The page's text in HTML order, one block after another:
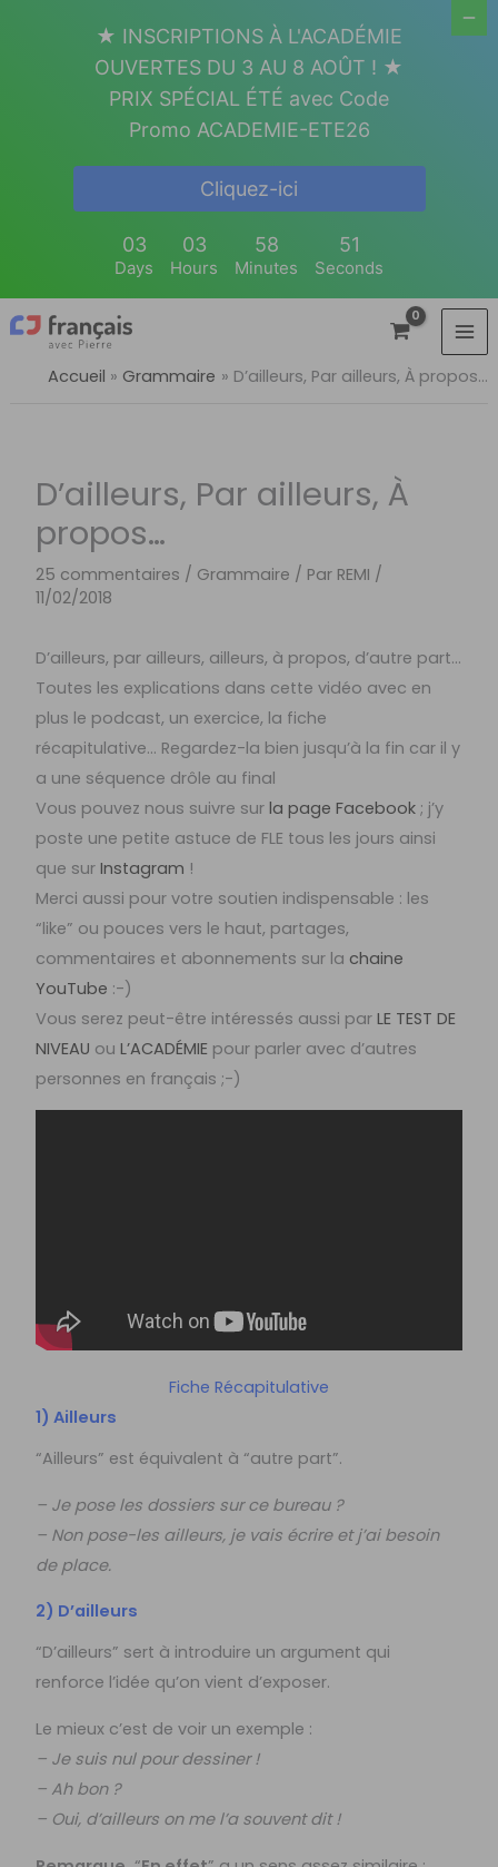
Accueil Grammaire D’ailleurs, Par ailleurs, À propos…
D’ailleurs, Par ailleurs, À
propos…
25 commentaires / Grammaire / Par REMI /
11/02/2018
D’ailleurs, par ailleurs, ailleurs, à propos, d’autre part…
Toutes les explications dans cette vidéo avec en
plus le podcast, un exercice, la fiche
récapitulative… Regardez-la bien jusqu’à la fin car il y
a une séquence drôle au final
Vous pouvez nous suivre surla page Facebook ; j’y
poste une petite astuce de FLE tous les jours ainsi
que surInstagram !
Merci aussi pour votre soutien indispensable : les
“like” ou pouces vers le haut, partages,
commentaires et abonnements sur la chaine
YouTube :-)
Vous serez peut-être intéressés aussi parLE TEST DE
NIVEAU ouL’ACADÉMIE pour parler avec d’autres
personnes en français ;-)
Fiche Récapitulative
1) Ailleurs
“Ailleurs” est équivalent à “autre part”.
– Je pose les dossiers sur ce bureau ?
– Non pose-les ailleurs, je vais écrire et j’ai besoin
de place.
2) D’ailleurs
“D’ailleurs” sert à introduire un argument qui
renforce l’idée qu’on vient d’exposer.
Le mieux c’est de voir un exemple :
– Je suis nul pour dessiner !
– Ah bon ?
– Oui, d’ailleurs on me l’a souvent dit !
★ INSCRIPTIONS À L'ACADÉMIE
OUVERTES DU 3 AU 8 AOÛT ! ★
PRIX SPÉCIAL ÉTÉ avec Code
Promo ACADEMIE-ETE26
Cliquez-ici
03
Days
03
Hours
58
Minutes
50
Seconds